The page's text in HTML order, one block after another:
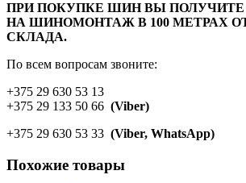
ПРИ ПОКУПКЕ ШИН ВЫ ПОЛУЧИТЕ
НА ШИНОМОНТАЖ В 100 МЕТРАХ
СКЛАДА.
По всем вопросам звоните:
+375 29 630 53 13
+375 29 133 50 66 (Viber)
+375 29 630 53 33 (Viber, WhatsApp)
Похожие товары